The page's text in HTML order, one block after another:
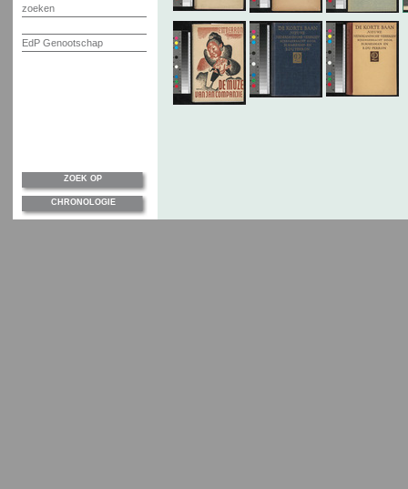
zoeken
EdP Genootschap
ZOEK OP
CHRONOLOGIE